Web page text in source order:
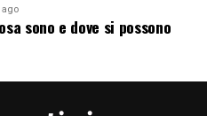
sono e dove si possono